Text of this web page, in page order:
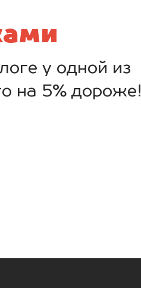
у одной из
на 5% дороже!